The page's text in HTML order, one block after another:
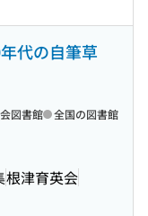
代の自筆草
根津育英会
図書館 全国の図書館